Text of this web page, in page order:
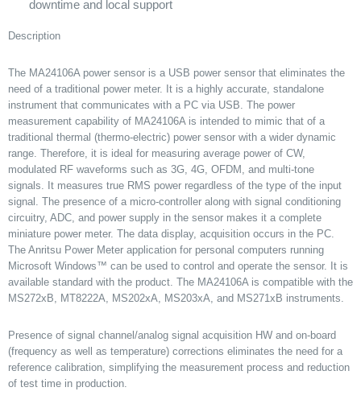
downtime and local support
Description
The MA24106A power sensor is a USB power sensor that eliminates the
need of a traditional power meter. It is a highly accurate, standalone
instrument that communicates with a PC via USB. The power
measurement capability of MA24106A is intended to mimic that of a
traditional thermal (thermo-electric) power sensor with a wider dynamic
range. Therefore, it is ideal for measuring average power of CW,
modulated RF waveforms such as 3G, 4G, OFDM, and multi-tone
signals. It measures true RMS power regardless of the type of the input
signal. The presence of a micro-controller along with signal conditioning
circuitry, ADC, and power supply in the sensor makes it a complete
miniature power meter. The data display, acquisition occurs in the PC.
The Anritsu Power Meter application for personal computers running
Microsoft Windows™ can be used to control and operate the sensor. It is
available standard with the product. The MA24106A is compatible with the
MS272xB, MT8222A, MS202xA, MS203xA, and MS271xB instruments.
Presence of signal channel/analog signal acquisition HW and on-board
(frequency as well as temperature) corrections eliminates the need for a
reference calibration, simplifying the measurement process and reduction
of test time in production.